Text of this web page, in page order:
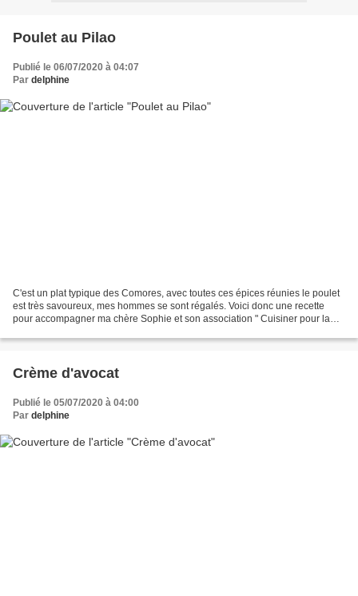
Poulet au Pilao
Publié le 06/07/2020 à 04:07
Par delphine
C'est un plat typique des Comores, avec toutes ces épices réunies le poulet
est très savoureux, mes hommes se sont régalés. Voici donc une recette
pour accompagner ma chère Sophie et son association " Cuisiner pour la
Crème d'avocat
Publié le 05/07/2020 à 04:00
Par delphine